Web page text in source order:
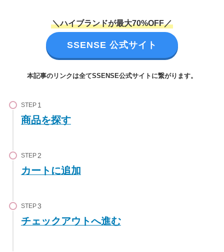
＼ハイブランドが最大70%OFF／
SSENSE 公式サイト
本記事のリンクは全てSSENSE公式サイトに繋がります。
STEP
商品を探す
STEP
カートに追加
STEP
チェックアウトへ進む